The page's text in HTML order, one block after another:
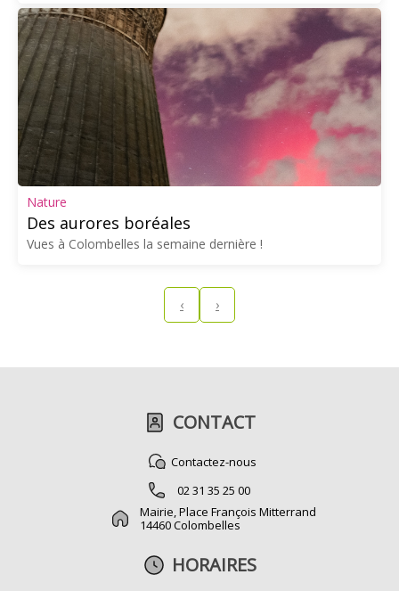
Nature
Des aurores boréales
Vues à Colombelles la semaine dernière !
‹ ›
CONTACT
Contactez-nous
02 31 35 25 00
Mairie, Place François Mitterrand
14460 Colombelles
HORAIRES